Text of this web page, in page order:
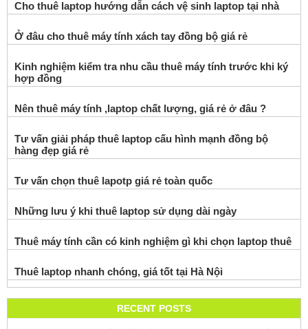
Cho thuê laptop hướng dẫn cách vệ sinh laptop tại nhà
Ở đâu cho thuê máy tính xách tay đồng bộ giá rẻ
Kinh nghiệm kiểm tra nhu cầu thuê máy tính trước khi ký
hợp đồng
Nên thuê máy tính ,laptop chất lượng, giá rẻ ở đâu ?
Tư vấn giải pháp thuê laptop cấu hình mạnh đồng bộ
hàng đẹp giá rẻ
Tư vấn chọn thuê lapotp giá rẻ toàn quốc
Những lưu ý khi thuê laptop sử dụng dài ngày
Thuê máy tính cần có kinh nghiệm gì khi chọn laptop thuê
Thuê laptop nhanh chóng, giá tốt tại Hà Nội
RECENT POSTS